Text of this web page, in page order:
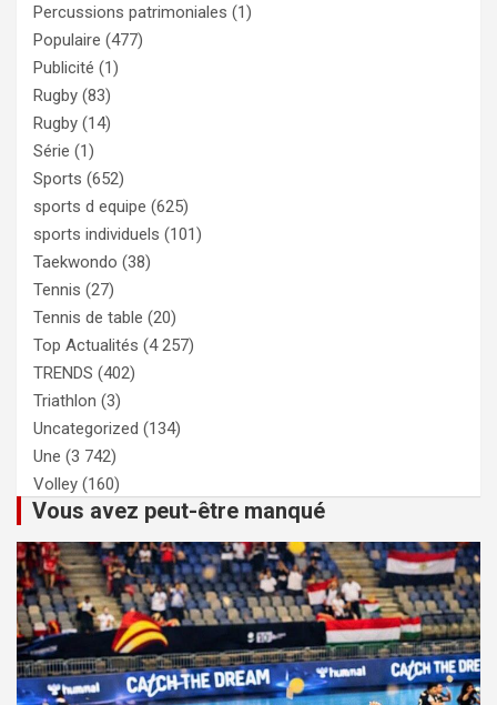
Percussions patrimoniales (1)
Populaire (477)
Publicité (1)
Rugby (83)
Rugby (14)
Série (1)
Sports (652)
sports d equipe (625)
sports individuels (101)
Taekwondo (38)
Tennis (27)
Tennis de table (20)
Top Actualités (4 257)
TRENDS (402)
Triathlon (3)
Uncategorized (134)
Une (3 742)
Volley (160)
Vous avez peut-être manqué